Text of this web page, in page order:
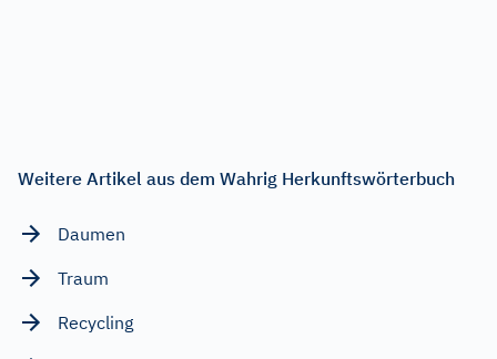
Weitere Artikel aus dem Wahrig Herkunftswörterbuch
Daumen
Traum
Recycling